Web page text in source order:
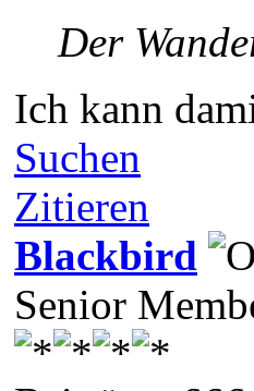
Der
Ich kann
Suchen
Zitieren
Blackbird
Senior